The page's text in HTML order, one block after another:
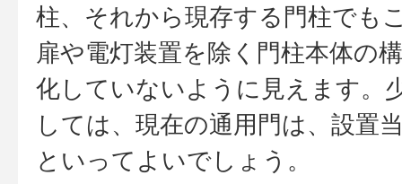
柱、それから現存する門柱でも
扉や電灯装置を除く門柱本体の
化していないように見えます。
しては、現在の通用門は、設置
といってよいでしょう。